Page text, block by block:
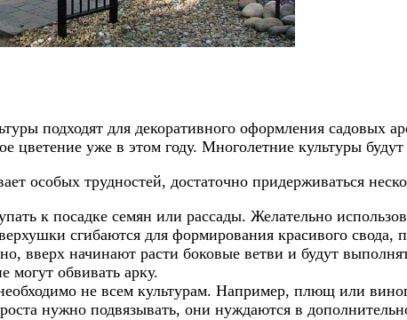
подходят для декоративного оформления садовых
цветение уже в этом году. Многолетние культуры будут
особых трудностей, достаточно придерживаться
к посадке семян или рассады. Желательно
сгибаются для формирования красивого
вверх начинают расти боковые ветви и будут
могут обвивать арку.
не всем культурам. Например, плющ или
нужно подвязывать, они нуждаются в